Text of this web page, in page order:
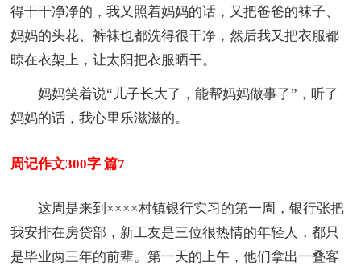
得干干净净的，我又照着妈妈的话，又把爸爸的袜子、
妈妈的头花、裤袜也都洗得很干净，然后我又把衣服都
晾在衣架上，让太阳把衣服晒干。
妈妈笑着说“儿子长大了，能帮妈妈做事了”，听了
妈妈的话，我心里乐滋滋的。
周记作文300字 篇7
这周是来到××××村镇银行实习的第一周，银行张把
我安排在房贷部，新工友是三位很热情的年轻人，都只
是毕业两三年的前辈。第一天的上午，他们拿出一叠客